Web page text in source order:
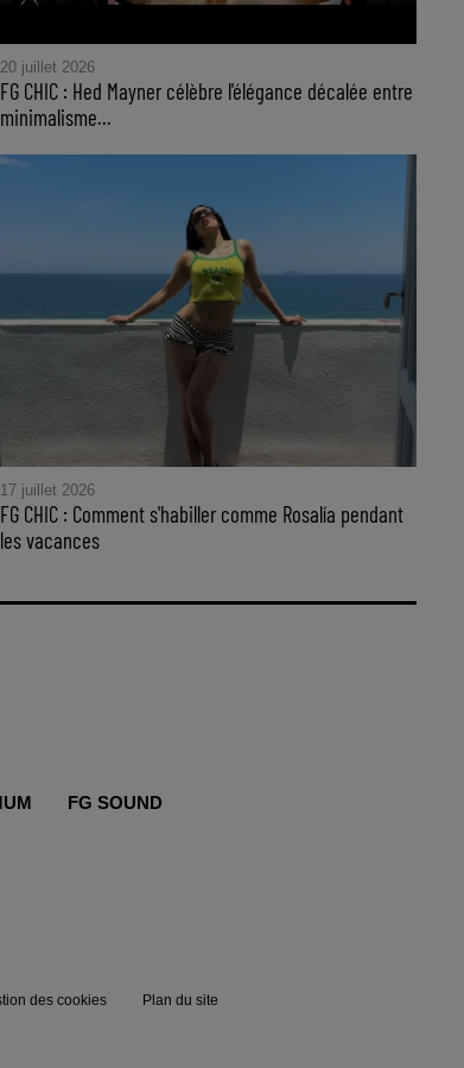
20 juillet 2026
FG CHIC : Hed Mayner célèbre l'élégance décalée entre
minimalisme...
17 juillet 2026
FG CHIC : Comment s'habiller comme Rosalía pendant
les vacances
FG SOUND
des cookies Plan du site